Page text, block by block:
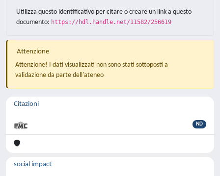
Utilizza questo identificativo per citare o creare un link a questo
documento: https://hdl.handle.net/11582/256619
Attenzione
Attenzione! I dati visualizzati non sono stati sottoposti a
validazione da parte dell'ateneo
Citazioni
ND
social impact